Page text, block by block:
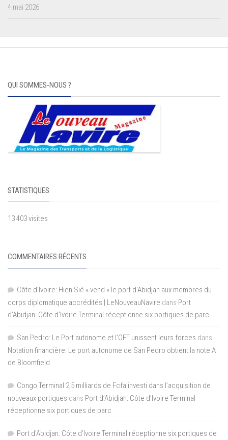
4 mai 2026
QUI SOMMES-NOUS ?
STATISTIQUES
13 403 visites
COMMENTAIRES RÉCENTS
Côte d'Ivoire: Hien Sié « vend » le port d'Abidjan aux membres du
corps diplomatique accrédités | LeNouveauNavire dans Port
d’Abidjan: Côte d’Ivoire Terminal réceptionne six portiques de parc
San Pedro: Le Port autonome et l’OFT unissent leurs forces dans
Notation financière: Le port autonome de San Pedro obtient la note A
de Bloomfield
Congo Terminal 2,5 milliards de Fcfa investi dans l’acquisition de
nouveaux portiques dans Port d’Abidjan: Côte d’Ivoire Terminal
réceptionne six portiques de parc
Port d'Abidjan: Côte d’Ivoire Terminal réceptionne six portiques de